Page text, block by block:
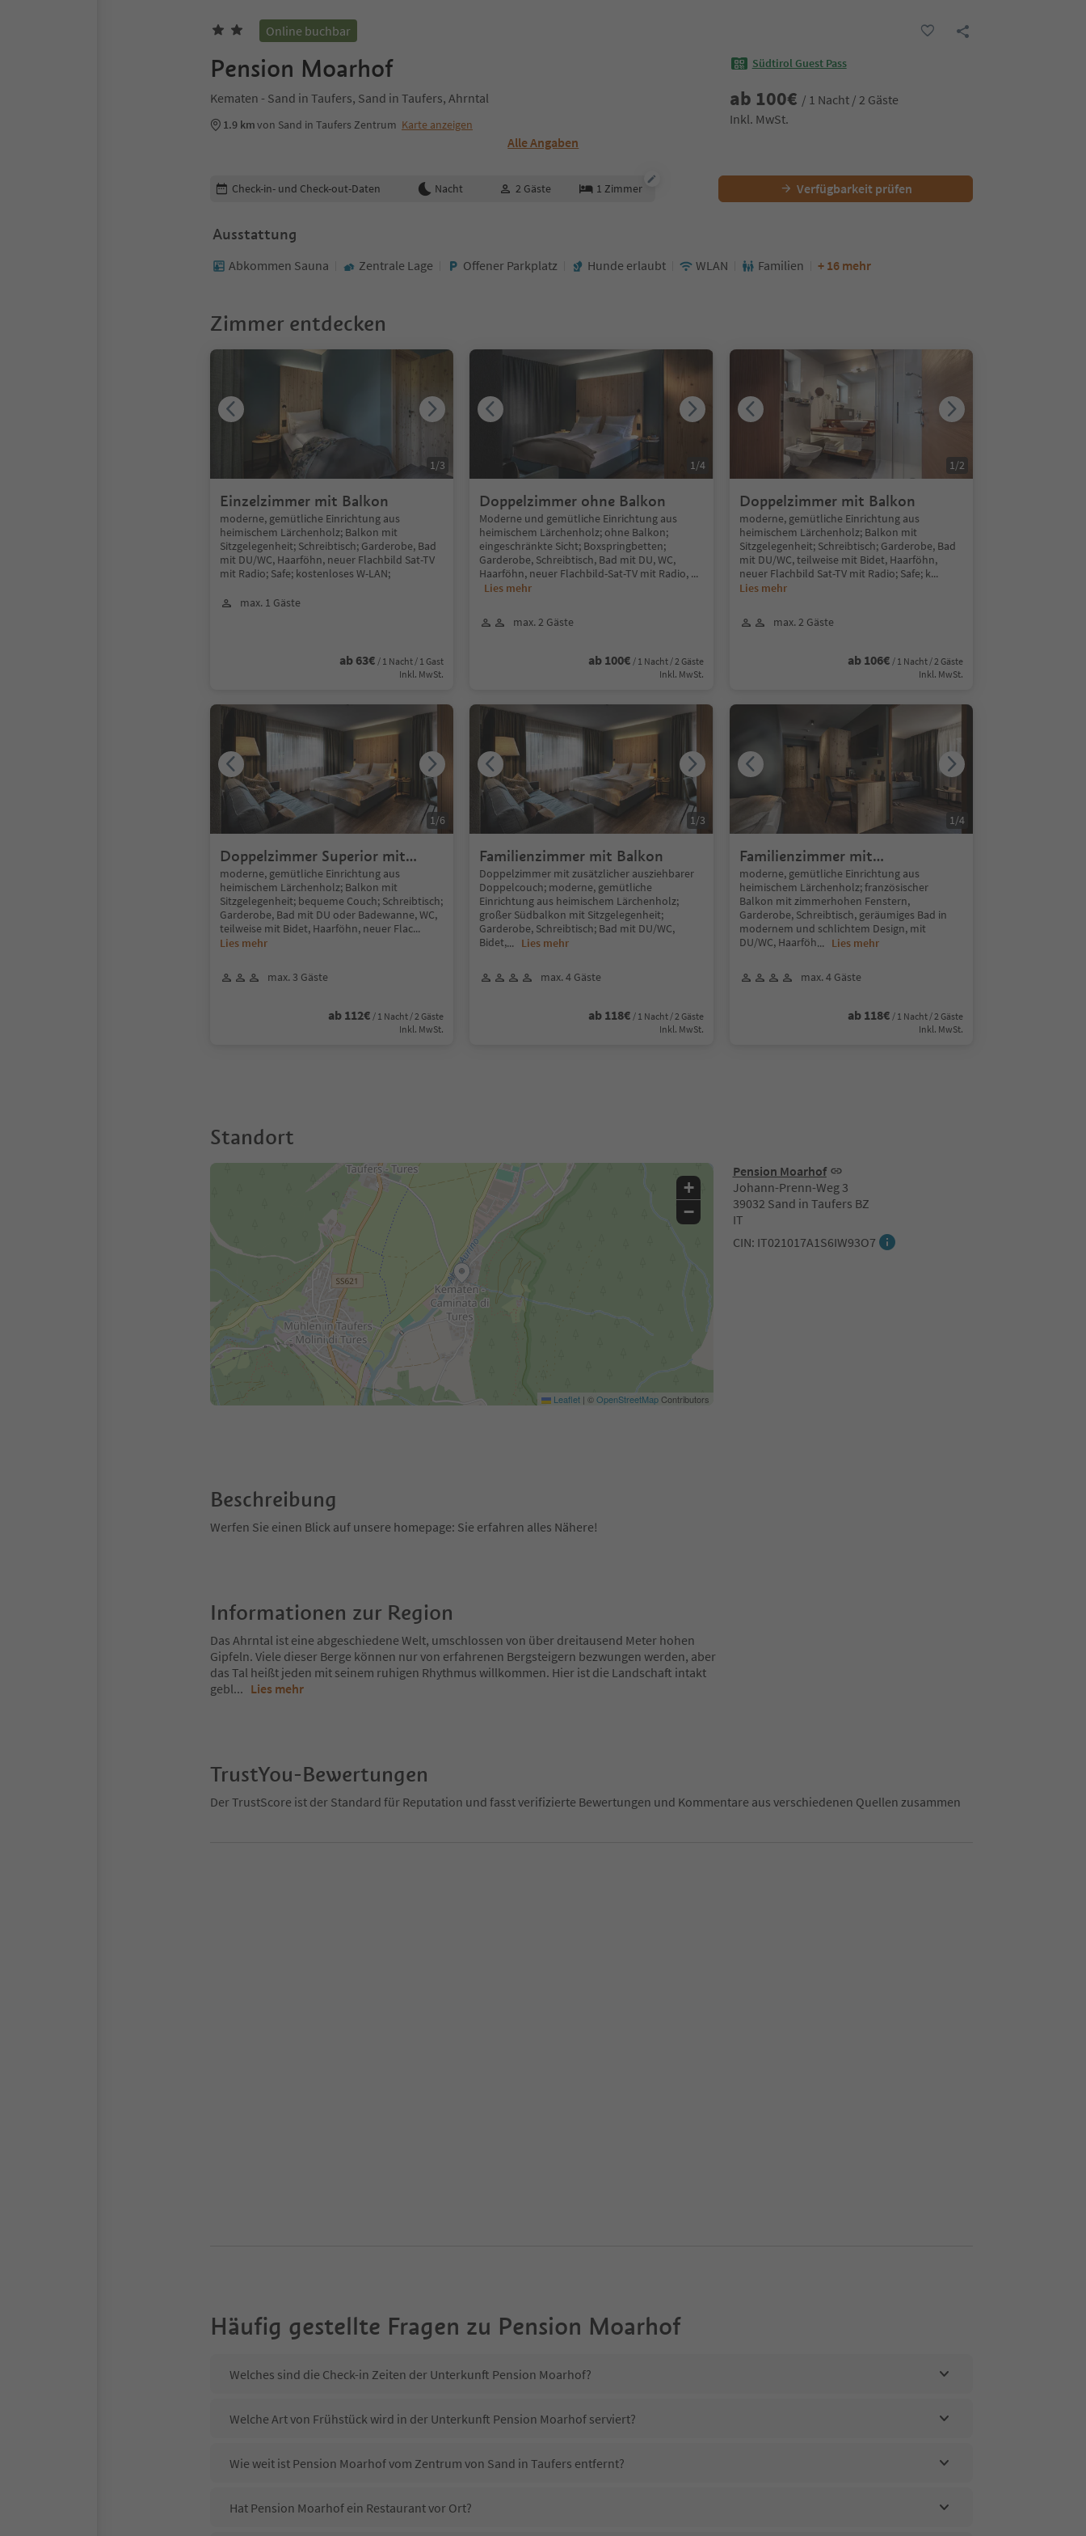
Online buchbar
Pension Moarhof
Kematen - Sand in Taufers, Sand in Taufers, Ahrntal
1.9 kmvon Sand in Taufers Zentrum Karte anzeigen
Alle Angaben
Südtirol Guest Pass
ab 100€ / 1 Nacht / 2 Gäste
Inkl. MwSt.
Buchungsdetails bearbeiten
Check-in- und Check-out-Daten Nacht 2 Gäste 1 Zimmer Verfügbarkeit prüfen
Ausstattung
Abkommen Sauna Zentrale Lage Offener Parkplatz Hunde erlaubt WLAN Familien + 16 mehr
Zimmer entdecken
Einzelzimmer mit Balkon
moderne, gemütliche Einrichtung aus
heimischem Lärchenholz; Balkon mit
Sitzgelegenheit; Schreibtisch; Garderobe, Bad
mit DU/WC, Haarföhn, neuer Flachbild Sat-TV
mit Radio; Safe; kostenloses W-LAN;
max. 1 Gäste
ab 63€ / 1 Nacht / 1 Gast
Inkl. MwSt.
1/3
Doppelzimmer ohne Balkon
Moderne und gemütliche Einrichtung aus
heimischem Lärchenholz; ohne Balkon;
eingeschränkte Sicht; Boxspringbetten;
Garderobe, Schreibtisch, Bad mit DU, WC,
Haarföhn, neuer Flachbild-Sat-TV mit Radio, ...
Lies mehr
max. 2 Gäste
ab 100€ / 1 Nacht / 2 Gäste
Inkl. MwSt.
1/4
Doppelzimmer mit Balkon
moderne, gemütliche Einrichtung aus
heimischem Lärchenholz; Balkon mit
Sitzgelegenheit; Schreibtisch; Garderobe, Bad
mit DU/WC, teilweise mit Bidet, Haarföhn,
neuer Flachbild Sat-TV mit Radio; Safe; k...
Lies mehr
max. 2 Gäste
ab 106€ / 1 Nacht / 2 Gäste
Inkl. MwSt.
1/2
Doppelzimmer Superior mit
Balkon
moderne, gemütliche Einrichtung aus
heimischem Lärchenholz; Balkon mit
Sitzgelegenheit; bequeme Couch; Schreibtisch;
Garderobe, Bad mit DU oder Badewanne, WC,
teilweise mit Bidet, Haarföhn, neuer Flac...
Lies mehr
max. 3 Gäste
ab 112€ / 1 Nacht / 2 Gäste
Inkl. MwSt.
1/6
Familienzimmer mit Balkon
Doppelzimmer mit zusätzlicher ausziehbarer
Doppelcouch; moderne, gemütliche
Einrichtung aus heimischem Lärchenholz;
großer Südbalkon mit Sitzgelegenheit;
Garderobe, Schreibtisch; Bad mit DU/WC,
Bidet,... Lies mehr
max. 4 Gäste
ab 118€ / 1 Nacht / 2 Gäste
Inkl. MwSt.
1/3
Familienzimmer mit
Kinderzimmer
moderne, gemütliche Einrichtung aus
heimischem Lärchenholz; französischer
Balkon mit zimmerhohen Fenstern,
Garderobe, Schreibtisch, geräumiges Bad in
modernem und schlichtem Design, mit
DU/WC, Haarföh... Lies mehr
max. 4 Gäste
ab 118€ / 1 Nacht / 2 Gäste
Inkl. MwSt.
1/4
Standort
Pension Moarhof
Johann-Prenn-Weg 3
39032 Sand in Taufers BZ
IT
CIN: IT021017A1S6IW93O7
+
−
Leaflet | ©OpenStreetMapContributors
Beschreibung
Werfen Sie einen Blick auf unsere homepage: Sie erfahren alles Nähere!
Informationen zur Region
Das Ahrntal ist eine abgeschiedene Welt, umschlossen von über dreitausend Meter hohen
Gipfeln. Viele dieser Berge können nur von erfahrenen Bergsteigern bezwungen werden, aber
das Tal heißt jeden mit seinem ruhigen Rhythmus willkommen. Hier ist die Landschaft intakt
gebl... Lies mehr
TrustYou-Bewertungen
Der TrustScore ist der Standard für Reputation und fasst verifizierte Bewertungen und Kommentare aus verschiedenen Quellen zusammen
Häufig gestellte Fragen zu Pension Moarhof
Welches sind die Check-in Zeiten der Unterkunft Pension Moarhof?
Welche Art von Frühstück wird in der Unterkunft Pension Moarhof serviert?
Wie weit ist Pension Moarhof vom Zentrum von Sand in Taufers entfernt?
Hat Pension Moarhof ein Restaurant vor Ort?